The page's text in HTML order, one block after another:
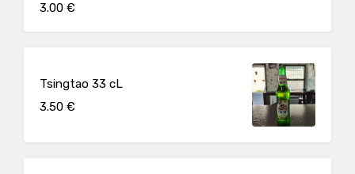
3.00 €
Tsingtao 33 cL
3.50 €